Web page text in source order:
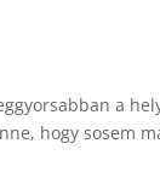
a
hogy sosem